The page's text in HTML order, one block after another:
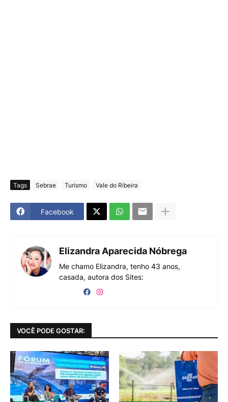
Tags Sebrae Turismo Vale do Ribeira
Facebook
Elizandra Aparecida Nóbrega
Me chamo Elizandra, tenho 43 anos,
casada, autora dos Sites:
VOCÊ PODE GOSTAR: